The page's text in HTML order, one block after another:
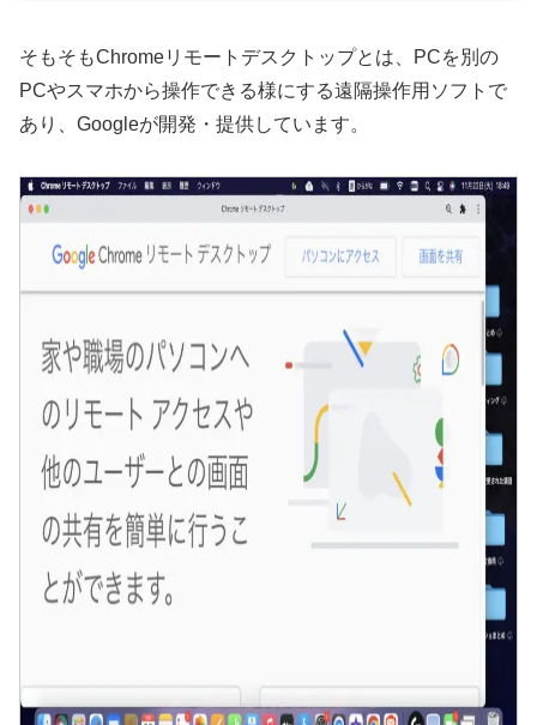
そもそもChromeリモートデスクトップとは、PCを別の
PCやスマホから操作できる様にする遠隔操作用ソフトで
あり、Googleが開発・提供しています。